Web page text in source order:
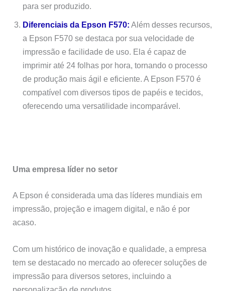
para ser produzido.
Diferenciais da Epson F570: Além desses recursos,
a Epson F570 se destaca por sua velocidade de
impressão e facilidade de uso. Ela é capaz de
imprimir até 24 folhas por hora, tornando o processo
de produção mais ágil e eficiente. A Epson F570 é
compatível com diversos tipos de papéis e tecidos,
oferecendo uma versatilidade incomparável.
Uma empresa líder no setor
A Epson é considerada uma das líderes mundiais em
impressão, projeção e imagem digital, e não é por
acaso.
Com um histórico de inovação e qualidade, a empresa
tem se destacado no mercado ao oferecer soluções de
impressão para diversos setores, incluindo a